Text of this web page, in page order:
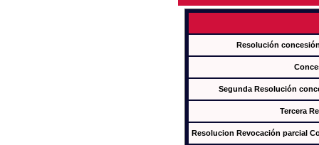
Resolución
Segunda Resolución
Tercera
Resolucion Revocación parcial